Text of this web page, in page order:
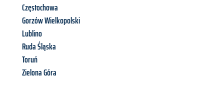
Częstochowa
Gorzów Wielkopolski
Lublino
Ruda Śląska
Toruń
Zielona Góra